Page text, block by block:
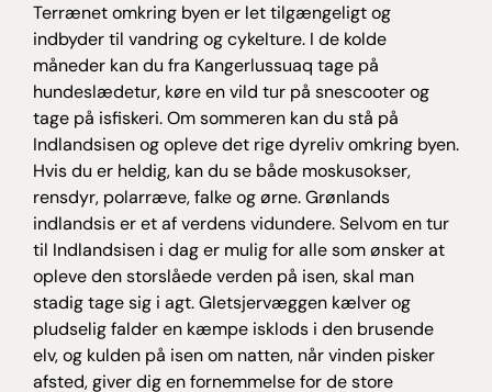
Terrænet omkring byen er let tilgængeligt og
indbyder til vandring og cykelture. I de kolde
måneder kan du fra Kangerlussuaq tage på
hundeslædetur, køre en vild tur på snescooter og
tage på isfiskeri. Om sommeren kan du stå på
Indlandsisen og opleve det rige dyreliv omkring byen.
Hvis du er heldig, kan du se både moskusokser,
rensdyr, polarræve, falke og ørne. Grønlands
indlandsis er et af verdens vidundere. Selvom en tur
til Indlandsisen i dag er mulig for alle som ønsker at
opleve den storslåede verden på isen, skal man
stadig tage sig i agt. Gletsjervæggen kælver og
pludselig falder en kæmpe isklods i den brusende
elv, og kulden på isen om natten, når vinden pisker
afsted, giver dig en fornemmelse for de store